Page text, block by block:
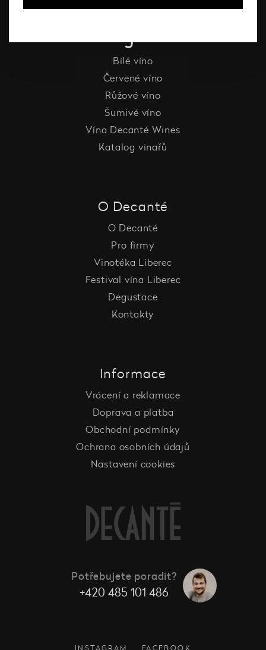
#dcntjelaska
Bílé víno
Červené víno
Růžové víno
Šumivé víno
Vína Decanté Wines
Katalog vinařů
O Decanté
O Decanté
Pro firmy
Vinotéka Liberec
Festival vína Liberec
Degustace
Kontakty
Informace
Vrácení a reklamace
Doprava a platba
Obchodní podmínky
Ochrana osobních údajů
Nastavení cookies
Potřebujete poradit?
+420 485 101 486